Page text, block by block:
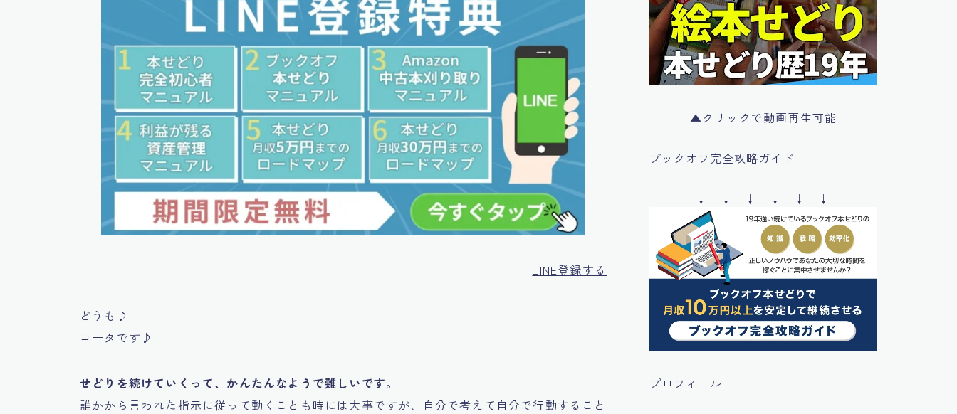
LINE登録する
どうも♪
コータです♪
せどりを続けていくって、かんたんなようで難しいです。
誰かから言われた指示に従って動くことも時には大事ですが、自分で考えて自分で行動すること
▲クリックで動画再生可能
ブックオフ完全攻略ガイド
↓ ↓ ↓ ↓ ↓ ↓
プロフィール